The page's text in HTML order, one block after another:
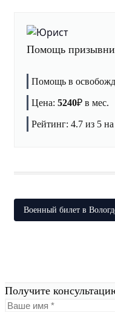
Помощь
Помощь в
Цена: 5240₽ в мес.
Рейтинг: 4.7 из 5
Военный билет в
Получите